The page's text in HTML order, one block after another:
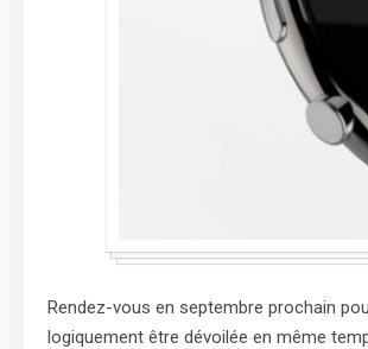
Rendez-vous en septembre prochain
logiquement être dévoilée en même